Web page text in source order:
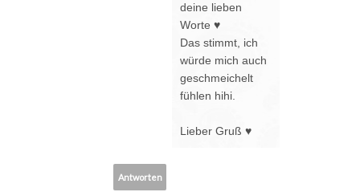
deine lieben
Worte ♥
Das stimmt, ich
würde mich auch
geschmeichelt
fühlen hihi.
Lieber Gruß ♥
Antworten